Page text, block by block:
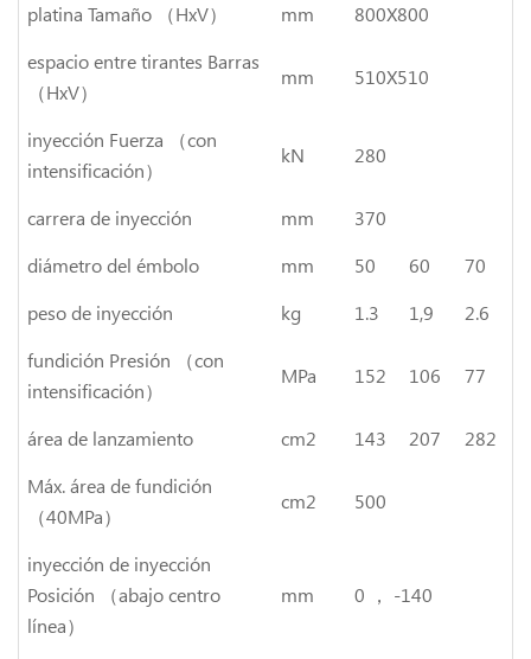
platina Tamaño （HxV）
mm
800X800
espacio entre tirantes Barras
（HxV）
mm 510X510
inyección Fuerza （con
intensificación）
kN 280
carrera de inyección mm
370
diámetro del émbolo
mm 50 60
70
peso de inyección
kg 1.3 1,9
2.6
fundición Presión （con
intensificación）
MPa 152 106 77
área de lanzamiento cm2 143 207
282
Máx. área de fundición
（40MPa）
cm2 500
inyección de inyección
Posición （abajo centro
línea）
mm 0 ， -140